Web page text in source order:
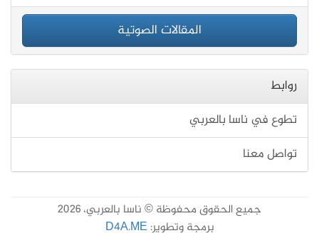
المقالات الصوتية
روابط
تطوع في ناسا بالعربي
تواصل معنا
جميع الحقوق محفوظة © ناسا بالعربي، 2026
برمجة وتطوير: D4A.ME